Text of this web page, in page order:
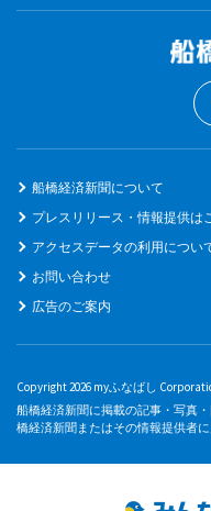
船橋経済新聞について
プレスリリース・情報提供は
アクセスデータの利用につい
お問い合わせ
広告のご案内
Copyright 2026 myふなばし
船橋経済新聞に掲載の記事・写真
橋経済新聞またはその情報提供者に